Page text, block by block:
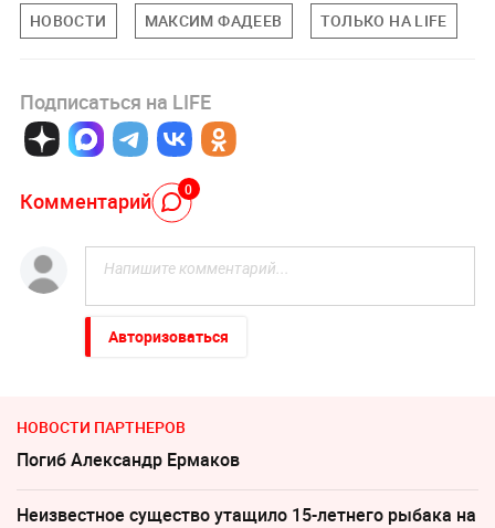
НОВОСТИ МАКСИМ ФАДЕЕВ ТОЛЬКО НА LIFE
Подписаться на LIFE
Комментарий 0
Авторизоваться
НОВОСТИ ПАРТНЕРОВ
Погиб Александр Ермаков
Неизвестное существо утащило 15-летнего рыбака на